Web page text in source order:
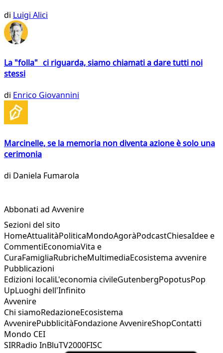
di Luigi Alici
La "folla" ci riguarda, siamo chiamati a dare tutti noi
stessi
di Enrico Giovannini
Marcinelle, se la memoria non diventa azione è solo una
cerimonia
di Daniela Fumarola
Abbonati ad Avvenire
Sezioni del sito
HomeAttualitàPoliticaMondoAgoràPodcastChiesaIdee e
CommentiEconomiaVita e
CuraFamigliaRubricheMultimediaEcosistema avvenire
Pubblicazioni
Edizioni localiL'economia civileGutenbergPopotusPop
UpLuoghi dell'Infinito
Avvenire
Chi siamoRedazioneEcosistema
AvvenirePubblicitàFondazione AvvenireShopContatti
Mondo CEI
SIRRadio InBluTV2000FISC